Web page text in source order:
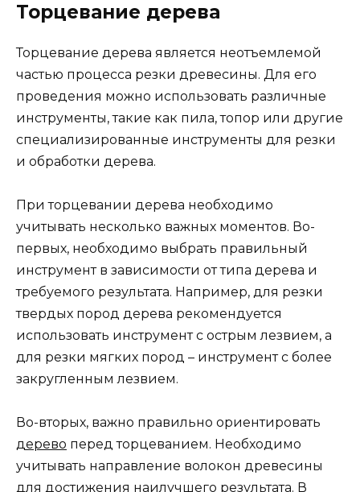
Торцевание дерева
Торцевание дерева является неотъемлемой
частью процесса резки древесины. Для его
проведения можно использовать различные
инструменты, такие как пила, топор или другие
специализированные инструменты для резки
и обработки дерева.
При торцевании дерева необходимо
учитывать несколько важных моментов. Во-
первых, необходимо выбрать правильный
инструмент в зависимости от типа дерева и
требуемого результата. Например, для резки
твердых пород дерева рекомендуется
использовать инструмент с острым лезвием, а
для резки мягких пород – инструмент с более
закругленным лезвием.
Во-вторых, важно правильно ориентировать
дерево перед торцеванием. Необходимо
учитывать направление волокон древесины
для достижения наилучшего результата. В